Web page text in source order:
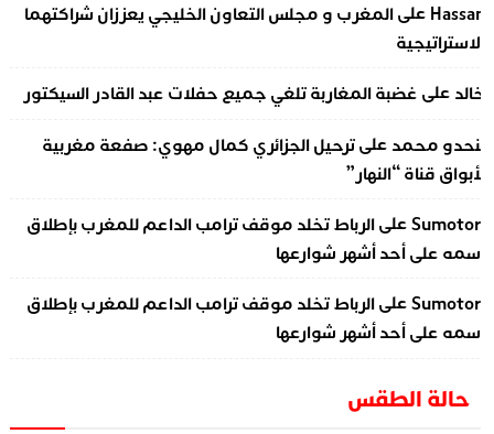
علىالمغرب و مجلس التعاون الخليجي يعززان شراكتهما
علىغضبة المغاربة تلغي جميع حفلات عبد القادر السيكتور
محمدعلىترحيل الجزائري كمال مهوي: صفعة مغربية
قناة “النهار”
علىالرباط تخلد موقف ترامب الداعم للمغرب بإطلاق
على أحد أشهر شوارعها
علىالرباط تخلد موقف ترامب الداعم للمغرب بإطلاق
على أحد أشهر شوارعها
حالة الطقس